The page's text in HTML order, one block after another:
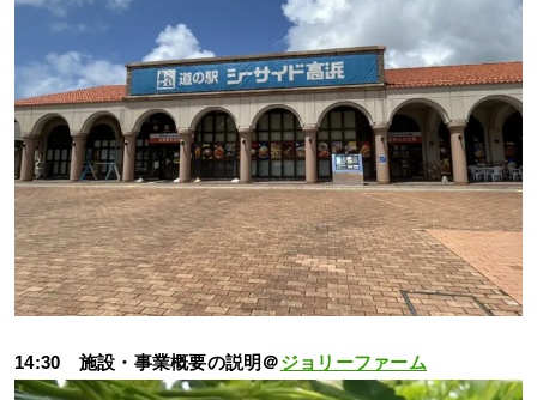
14:30 施設・事業概要の説明＠ジョリーファーム